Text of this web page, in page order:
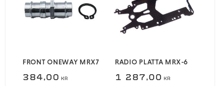
FRONT ONEWAY MRX7
384,00 KR
RADIO PLATTA MRX-6
1 287,00 KR